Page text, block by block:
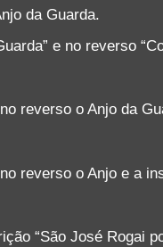
da Guarda.
e no reverso
reverso o Anjo da
reverso o Anjo e a
“São José Rogai